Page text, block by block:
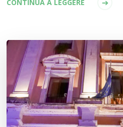
CONTINUA A LEGGERE